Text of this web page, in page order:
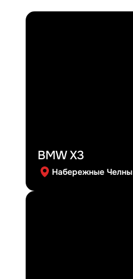
BMW X3
Набережные Челны